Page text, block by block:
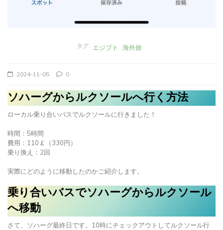
タグ: エジプト 海外旅
2024-11-05 0
ソハーグからルクソールへ行く方法
ローカル乗り合いバスでルクソールに行きました！
時間：5時間
費用：110￡（330円）
乗り換え：2回
実際にどのように移動したのかご紹介します。
乗り合いバスでソハーグからルクソール
へ移動
さて、ソハーグ最終日です。10時にチェックアウトしてルクソール行